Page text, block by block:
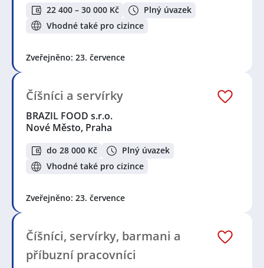
22 400 – 30 000 Kč
Plný úvazek
Vhodné také pro cizince
Zveřejněno: 23. července
Číšníci a servírky
BRAZIL FOOD s.r.o.
Nové Město, Praha
do 28 000 Kč
Plný úvazek
Vhodné také pro cizince
Zveřejněno: 23. července
Číšníci, servírky, barmani a
příbuzní pracovníci